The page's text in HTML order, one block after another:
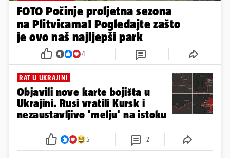
FOTO Počinje proljetna sezona
na Plitvicama! Pogledajte zašto
je ovo naš najljepši park
4
RAT U UKRAJINI
Objavili nove karte bojišta u
Ukrajini. Rusi vratili Kursk i
nezaustavljivo 'melju' na istoku
5 2